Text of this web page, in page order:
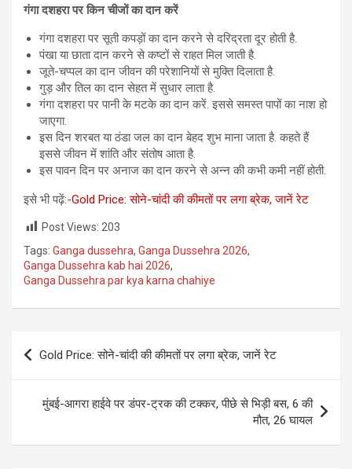
गंगा दशहरा पर किन चीजों का दान करें
गंगा दशहरा पर सूती कपड़ों का दान करने से दरिद्रता दूर होती है.
पंखा या छाता दान करने से कष्टों से राहत मिल जाती है.
जूते-चप्पल का दान जीवन की परेशानियों से मुक्ति दिलाता है.
गुड़ और तिल का दान सेहत में सुधार लाता है.
गंगा दशहरा पर पानी के मटके का दान करें. इससे समस्त पापों का नाश हो
जाएगा.
इस दिन शरबत या ठंडा जल का दान बेहद शुभ माना जाता है. कहते हैं
इससे जीवन में शांति और संतोष आता है.
इस पावन दिन पर अनाज का दान करने से अन्न की कभी कमी नहीं होती.
इसे भी पढ़ें:-Gold Price: सोने-चांदी की कीमतों पर लगा ब्रेक, जानें रेट
Post Views: 203
Tags: Ganga dussehra, Ganga Dussehra 2026,
Ganga Dussehra kab hai 2026,
Ganga Dussehra par kya karna chahiye
Post
navigation
Gold Price: सोने-चांदी की कीमतों पर लगा ब्रेक, जानें रेट
मुंबई-आगरा हाईवे पर डंपर-ट्रक की टक्कर, पीछे से भिड़ी बस, 6 की
मौत, 26 घायल